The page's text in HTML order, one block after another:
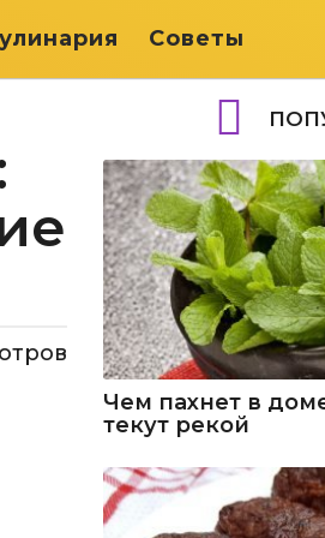
Советы
Чем пахнет в
текут рекой